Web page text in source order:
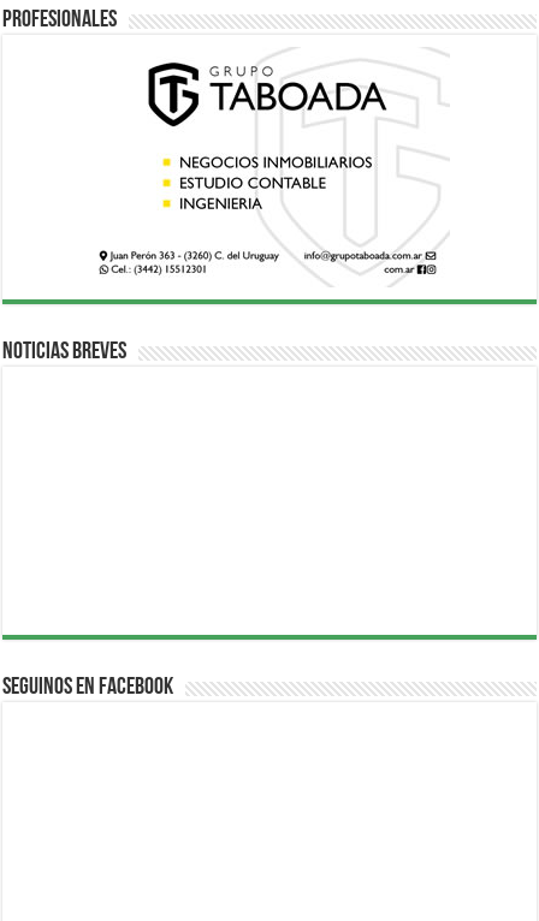
Profesionales
Noticias breves
Seguinos en Facebook